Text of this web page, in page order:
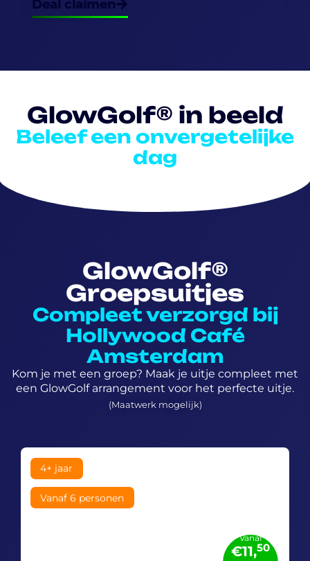
Deal claimen
GlowGolf® in beeld
Beleef een onvergetelijke
dag
GlowGolf®
Groepsuitjes
Compleet verzorgd bij
Hollywood Café
Amsterdam
Kom je met een groep? Maak je uitje compleet met
een GlowGolf arrangement voor het perfecte uitje.
(Maatwerk mogelijk)
Vanaf
€11,50
4+ jaar
Vanaf 6 personen